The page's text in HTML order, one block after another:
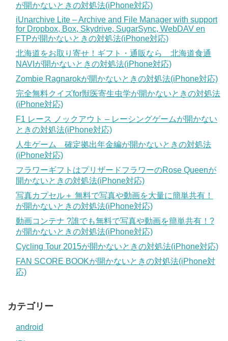
が開かないときの対処法(iPhone対応)
iUnarchive Lite – Archive and File Manager with support
for Dropbox, Box, Skydrive, SugarSync, WebDAV en
FTPが開かないときの対処法(iPhone対応)
北海道をお取り寄せ！ギフト・通販なら 北海道食通
NAVIが開かないときの対処法(iPhone対応)
Zombie Ragnarokが開かないときの対処法(iPhone対応)
完全無料クイズfor獣医寄生虫学が開かないときの対処法
(iPhone対応)
F1 レース ノックアウト – レーシングゲームが開かない
ときの対処法(iPhone対応)
人生ゲーム 確定拠出年金編が開かないときの対処法
(iPhone対応)
フラワーギフトはプリザードフラワーのRose Queenが
開かないときの対処法(iPhone対応)
写真カプセル＋ 無料で写真や動画を大量に簡単共有！
が開かないときの対処法(iPhone対応)
動画コンテナ ?誰でも無料で写真や動画を簡単共有！?
が開かないときの対処法(iPhone対応)
Cycling Tour 2015が開かないときの対処法(iPhone対応)
FAN SCORE BOOKが開かないときの対処法(iPhone対
応)
カテゴリー
android